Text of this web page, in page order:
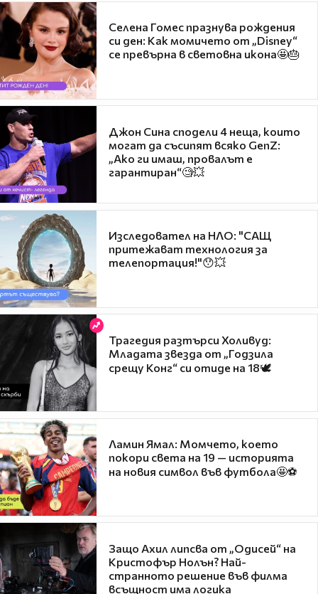
Селена Гомес празнува рождения
си ден: Как момичето от „Disney“
се превърна в световна икона🤩🎂
Джон Сина сподели 4 неща, които
могат да съсипят всяко GenZ:
„Ако ги имаш, провалът е
гарантиран“🧐💥
Изследовател на НЛО: "САЩ
притежават технология за
телепортация!"😯💥
Трагедия разтърси Холивуд:
Младата звезда от „Годзила
срещу Конг“ си отиде на 18🕊️
Ламин Ямал: Момчето, което
покори света на 19 — историята
на новия символ във футбола🤩⚽
Защо Ахил липсва от „Одисей“ на
Кристофър Нолън? Най-
странното решение във филма
всъщност има логика